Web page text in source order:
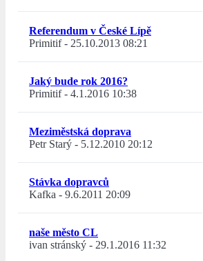
Referendum v České Lípě
Primitif- 25.10.2013 08:21
Jaký bude rok 2016?
Primitif- 4.1.2016 10:38
Meziměstská doprava
Petr Starý - 5.12.2010 20:12
Stávka dopravců
Kafka - 9.6.2011 20:09
naše město CL
ivan stránský - 29.1.2016 11:32